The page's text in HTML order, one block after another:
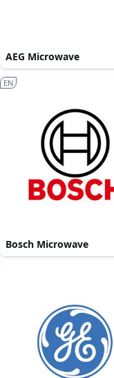
AEG Microwave
Bosch Microwave
EN